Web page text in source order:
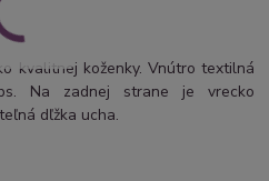
kvalitnej koženky. Vnútro textilná
Na zadnej strane je vrecko
dľžka ucha.